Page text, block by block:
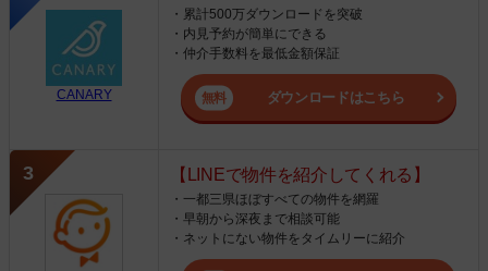
CANARY
・累計500万ダウンロードを突破
・内見予約が簡単にできる
・仲介手数料を最低金額保証
ダウンロードはこちら
【LINEで物件を紹介してくれる】
・一都三県ほぼすべての物件を網羅
・早朝から深夜まで相談可能
・ネットにない物件をタイムリーに紹介